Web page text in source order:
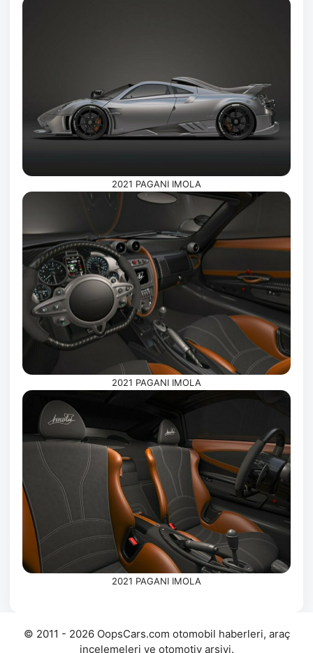
2021 PAGANI IMOLA
2021 PAGANI IMOLA
2021 PAGANI IMOLA
© 2011 - 2026 OopsCars.com otomobil haberleri, araç
incelemeleri ve otomotiv arşivi.